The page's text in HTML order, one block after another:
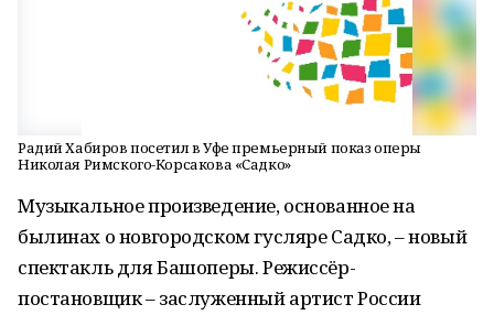
Радий Хабиров посетил в Уфе премьерный показ оперы
Николая Римского-Корсакова «Садко»
Музыкальное произведение, основанное на
былинах о новгородском гусляре Садко, – новый
спектакль для Башоперы. Режиссёр-
постановщик – заслуженный артист России